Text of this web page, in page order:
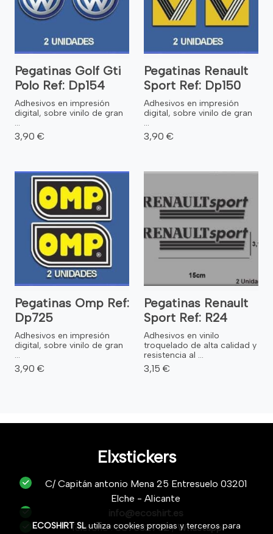
Pegatinas Golf Gti
Polo Ref: Dp154
Adhesivos en impresión
digital, sobre vinilo de gran
...
3,90 €
Pegatinas Renault
Sport Ref: Dp150
Adhesivos en impresión
digital, sobre vinilo de gran
...
3,90 €
Pegatinas Omp Ref:
Dp725
Adhesivos en impresión
digital, sobre vinilo de gran
...
3,90 €
Pegatinas Renault
Sport Ref: R24
Adhesivos en vinilo
troquelado de alta calidad y
resistencia al ...
3,15 €
Elxstickers
C/ Capitán antonio Mena 25 Entresuelo 03201
Elche - Alicante
info@ecoshirt.es
Teléfono :687632752/Whastapp
ECOSHIRT SLutiliza cookies propias y terceros para